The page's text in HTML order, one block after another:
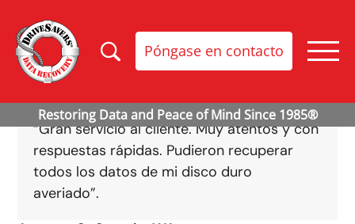
Póngase en contacto
“Gran servicio al cliente. Muy atentos y con
respuestas rápidas. Pudieron recuperar
todos los datos de mi disco duro
averiado”.